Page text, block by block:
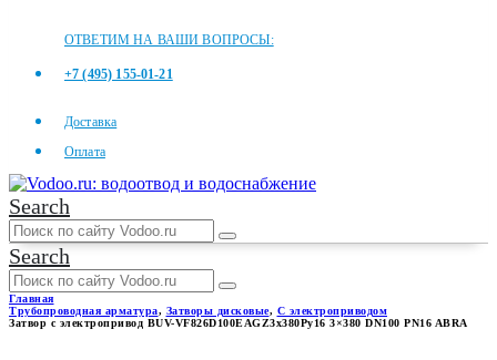
ОТВЕТИМ НА ВАШИ ВОПРОСЫ:
+7 (495) 155-01-21
Доставка
Оплата
Search
Search
Главная
Трубопроводная арматура, Затворы дисковые, С электроприводом
Затвор с электропривод BUV-VF826D100EAGZ3x380Ру16 3×380 DN100 PN16 ABRA